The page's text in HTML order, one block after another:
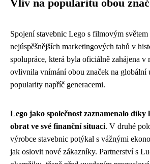
Vliv na popularitu obou
Spojení stavebnic Lego s filmovým světem
nejúspěšnějších marketingových tahů v
spolupráce, která byla oficiálně zahájena v
ovlivnila vnímání obou značek na globální
popularity napříč generacemi.
Lego jako společnost zaznamenalo
obrat ve své finanční situaci. V druhé
výrobce stavebnic potýkal s vážnými
jak oslovit nové zákazníky. Partnerství s